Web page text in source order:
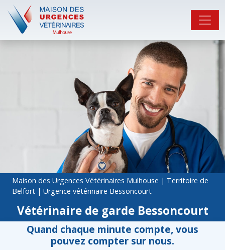
Maison des Urgences Vétérinaires Mulhouse | Territoire de
Belfort | Urgence vétérinaire Bessoncourt
Vétérinaire de garde Bessoncourt
Quand chaque minute compte, vous
pouvez compter sur nous.